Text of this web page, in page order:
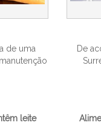
de uma
De
leite